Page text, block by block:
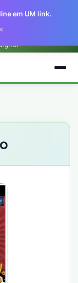
(2001-2018) —
em UM link.